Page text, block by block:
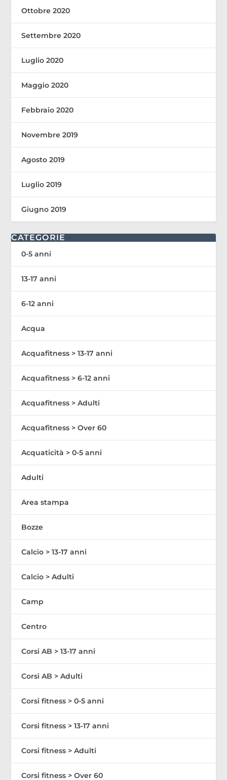
Ottobre 2020
Settembre 2020
Luglio 2020
Maggio 2020
Febbraio 2020
Novembre 2019
Agosto 2019
Luglio 2019
Giugno 2019
CATEGORIE
0-5 anni
13-17 anni
6-12 anni
Acqua
Acquafitness > 13-17 anni
Acquafitness > 6-12 anni
Acquafitness > Adulti
Acquafitness > Over 60
Acquaticità > 0-5 anni
Adulti
Area stampa
Bozze
Calcio > 13-17 anni
Calcio > Adulti
Camp
Centro
Corsi AB > 13-17 anni
Corsi AB > Adulti
Corsi fitness > 0-5 anni
Corsi fitness > 13-17 anni
Corsi fitness > Adulti
Corsi fitness > Over 60